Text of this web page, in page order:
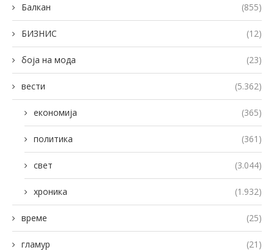
Балкан (855)
БИЗНИС (12)
боја на мода (23)
вести (5.362)
економија (365)
политика (361)
свет (3.044)
хроника (1.932)
време (25)
гламур (21)